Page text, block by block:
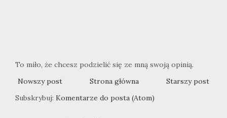
To miło, że chcesz podzielić się ze mną swoją opinią.
Nowszy post
Starszy post
Strona główna
Subskrybuj: Komentarze do posta (Atom)